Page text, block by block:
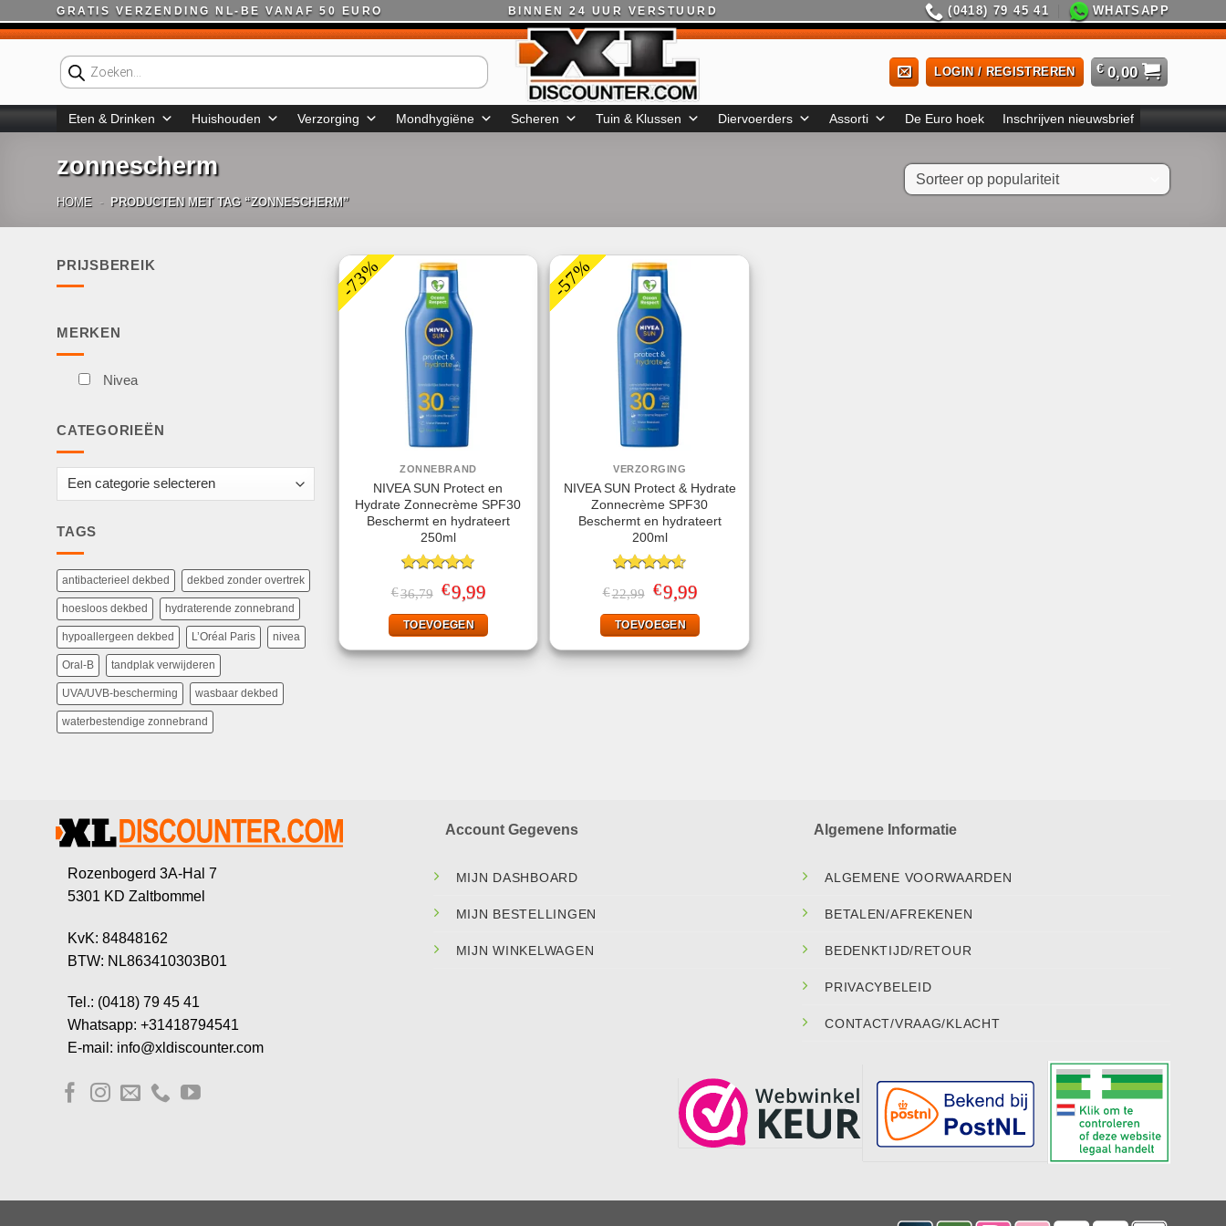
naar
GRATIS VERZENDING NL-BE VANAF 50 EURO BINNEN 24 UUR VERSTUURD (0418) 79 45 41 WHATSAPP
Producten
zoeken
LOGIN / REGISTREREN € 0,00
Eten & Drinken Huishouden Verzorging Mondhygiëne Scheren Tuin & Klussen Diervoerders Assorti De Euro hoek Inschrijven nieuwsbrief
zonnescherm
HOME - PRODUCTEN MET TAG “ZONNESCHERM”
PRIJSBEREIK
MERKEN
Nivea
CATEGORIEËN
TAGS
antibacterieel dekbed dekbed zonder overtrek
hoesloos dekbed hydraterende zonnebrand
hypoallergeen dekbed L’Oréal Paris nivea
Oral-B tandplak verwijderen
UVA/UVB-bescherming wasbaar dekbed
waterbestendige zonnebrand
-73%
ZONNEBRAND
NIVEA SUN Protect en
Hydrate Zonnecrème SPF30
Beschermt en hydrateert
250ml
Gewaardeerd
4.78uit 5
€36,79 Oorspronkelijke
prijs
was:
€36,79.
€9,99Huidige
prijs
is:
€9,99.
TOEVOEGEN
-57%
VERZORGING
NIVEA SUN Protect & Hydrate
Zonnecrème SPF30
Beschermt en hydrateert
200ml
Gewaardeerd
4.56uit 5
€22,99 Oorspronkelijke
prijs
was:
€22,99.
€9,99Huidige
prijs
is:
€9,99.
TOEVOEGEN
Rozenbogerd 3A-Hal 7
5301 KD Zaltbommel
KvK: 84848162
BTW: NL863410303B01
Tel.: (0418) 79 45 41
Whatsapp: +31418794541
E-mail: info@xldiscounter.com
Account Gegevens
MIJN DASHBOARD
MIJN BESTELLINGEN
MIJN WINKELWAGEN
Algemene Informatie
ALGEMENE VOORWAARDEN
BETALEN/AFREKENEN
BEDENKTIJD/RETOUR
PRIVACYBELEID
CONTACT/VRAAG/KLACHT